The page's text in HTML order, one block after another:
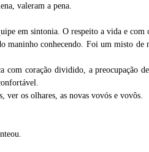
valeram a pena.
em sintonia. O respeito a vida e com
maninho conhecendo. Foi um misto
coração dividido, a preocupação
ver os olhares, as novas vovós e vovôs.